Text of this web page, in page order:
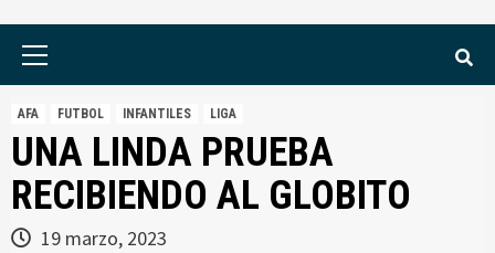
AFA FUTBOL INFANTILES LIGA
UNA LINDA PRUEBA
RECIBIENDO AL GLOBITO
19 marzo, 2023